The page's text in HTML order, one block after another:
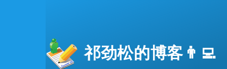
祁劲松的博客👨‍💻